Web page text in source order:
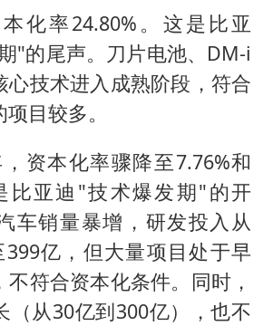
化率24.80%。这是比亚
"的尾声。刀片电池、DM-i
心技术进入成熟阶段，符合
目较多。
，资本化率骤降至7.76%和
比亚迪"技术爆发期"的开
车销量暴增，研发投入从
399亿，但大量项目处于早
符合资本化条件。同时，
（从30亿到300亿），也不